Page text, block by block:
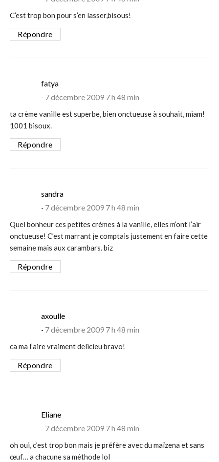
C’est trop bon pour s’en lasser,bisous!
Répondre
fatyasays:
7 décembre 2009 7 h 48 min
ta crème vanille est superbe, bien onctueuse à souhait, miam!
1001 bisoux.
Répondre
sandrasays:
7 décembre 2009 7 h 48 min
Quel bonheur ces petites crèmes à la vanille, elles m’ont l’air
onctueuse! C’est marrant je comptais justement en faire cette
semaine mais aux carambars. biz
Répondre
axoullesays:
7 décembre 2009 7 h 48 min
ca ma l’aire vraiment delicieu bravo!
Répondre
Elianesays:
7 décembre 2009 7 h 48 min
oh oui, c’est trop bon mais je préfère avec du maïzena et sans
œuf… a chacune sa méthode lol